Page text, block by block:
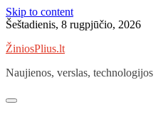
Skip to content
Šeštadienis, 8 rugpjūčio, 2026
ŽiniosPlius.lt
Naujienos, verslas, technologijos